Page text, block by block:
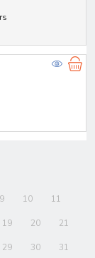
9 10 11
19 20 21
29 30 31